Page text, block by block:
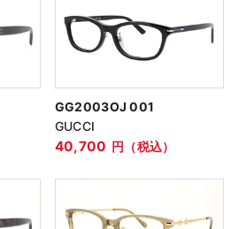
GG2003OJ 001
GUCCI
40,700 円（税込）